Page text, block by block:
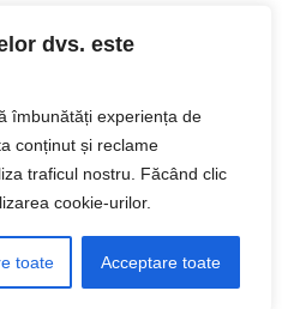
dvs. este
îmbunătăți experiența de
conținut și reclame
traficul nostru. Făcând clic
cookie-urilor.
toate Acceptare toate